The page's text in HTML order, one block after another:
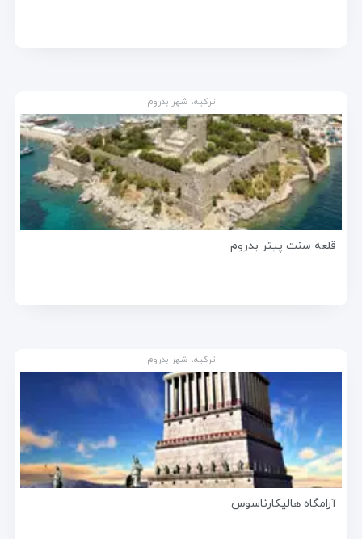
ترکیه، شهر بدروم
قلعه سنت پیتر بدروم
ترکیه، شهر بدروم
آرامگاه هالیکارناسوس